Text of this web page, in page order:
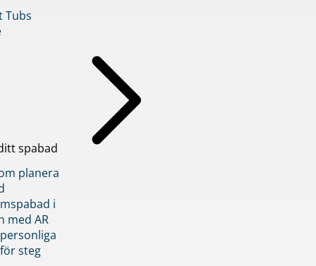
Tubs
spabad
planera
i
med AR
steg